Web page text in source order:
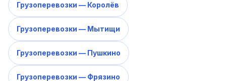
Грузоперевозки — Королёв
Грузоперевозки — Мытищи
Грузоперевозки — Пушкино
Грузоперевозки — Фрязино